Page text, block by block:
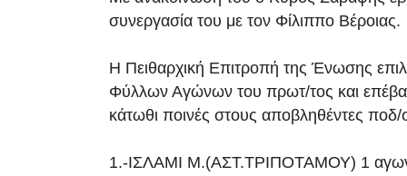
συνεργασία του με τον Φίλιππο Βέροιας.
Η Πειθαρχική Επιτροπή της Ένωσης
Φύλλων Αγώνων του πρωτ/τος και
κάτωθι ποινές στους αποβληθέντες ποδ/
1.-ΙΣΛΑΜΙ Μ.(ΑΣΤ.ΤΡΙΠΟΤΑΜΟΥ) 1